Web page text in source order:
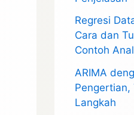
Regresi
Cara dan
Contoh
ARIMA
Pengertian,
Langkah